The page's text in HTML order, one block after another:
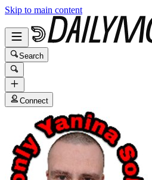
Skip to main content
Search
Connect